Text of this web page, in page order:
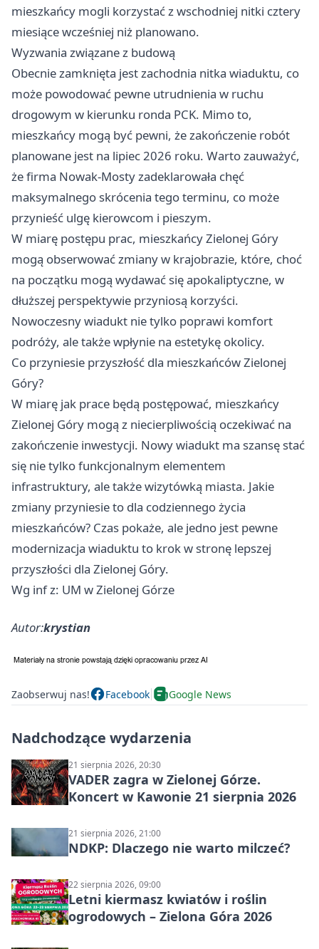
mieszkańcy mogli korzystać z wschodniej nitki cztery
miesiące wcześniej niż planowano.
Wyzwania związane z budową
Obecnie zamknięta jest zachodnia nitka wiaduktu, co
może powodować pewne utrudnienia w ruchu
drogowym w kierunku ronda PCK. Mimo to,
mieszkańcy mogą być pewni, że zakończenie robót
planowane jest na lipiec 2026 roku. Warto zauważyć,
że firma Nowak-Mosty zadeklarowała chęć
maksymalnego skrócenia tego terminu, co może
przynieść ulgę kierowcom i pieszym.
W miarę postępu prac, mieszkańcy Zielonej Góry
mogą obserwować zmiany w krajobrazie, które, choć
na początku mogą wydawać się apokaliptyczne, w
dłuższej perspektywie przyniosą korzyści.
Nowoczesny wiadukt nie tylko poprawi komfort
podróży, ale także wpłynie na estetykę okolicy.
Co przyniesie przyszłość dla mieszkańców Zielonej
Góry?
W miarę jak prace będą postępować, mieszkańcy
Zielonej Góry mogą z niecierpliwością oczekiwać na
zakończenie inwestycji. Nowy wiadukt ma szansę stać
się nie tylko funkcjonalnym elementem
infrastruktury, ale także wizytówką miasta. Jakie
zmiany przyniesie to dla codziennego życia
mieszkańców? Czas pokaże, ale jedno jest pewne
modernizacja wiaduktu to krok w stronę lepszej
przyszłości dla Zielonej Góry.
Wg inf z: UM w Zielonej Górze
Autor:krystian
Zaobserwuj nas! Facebook Google News
Nadchodzące wydarzenia
21 sierpnia 2026, 20:30
VADER zagra w Zielonej Górze.
Koncert w Kawonie 21 sierpnia 2026
21 sierpnia 2026, 21:00
NDKP: Dlaczego nie warto milczeć?
22 sierpnia 2026, 09:00
Letni kiermasz kwiatów i roślin
ogrodowych – Zielona Góra 2026